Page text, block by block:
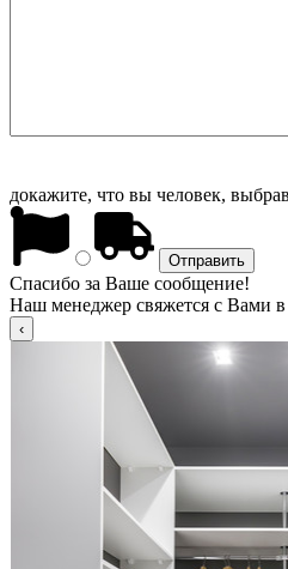
докажите, что вы человек, выбрав
Спасибо за Ваше сообщение!
Наш менеджер свяжется с Вами